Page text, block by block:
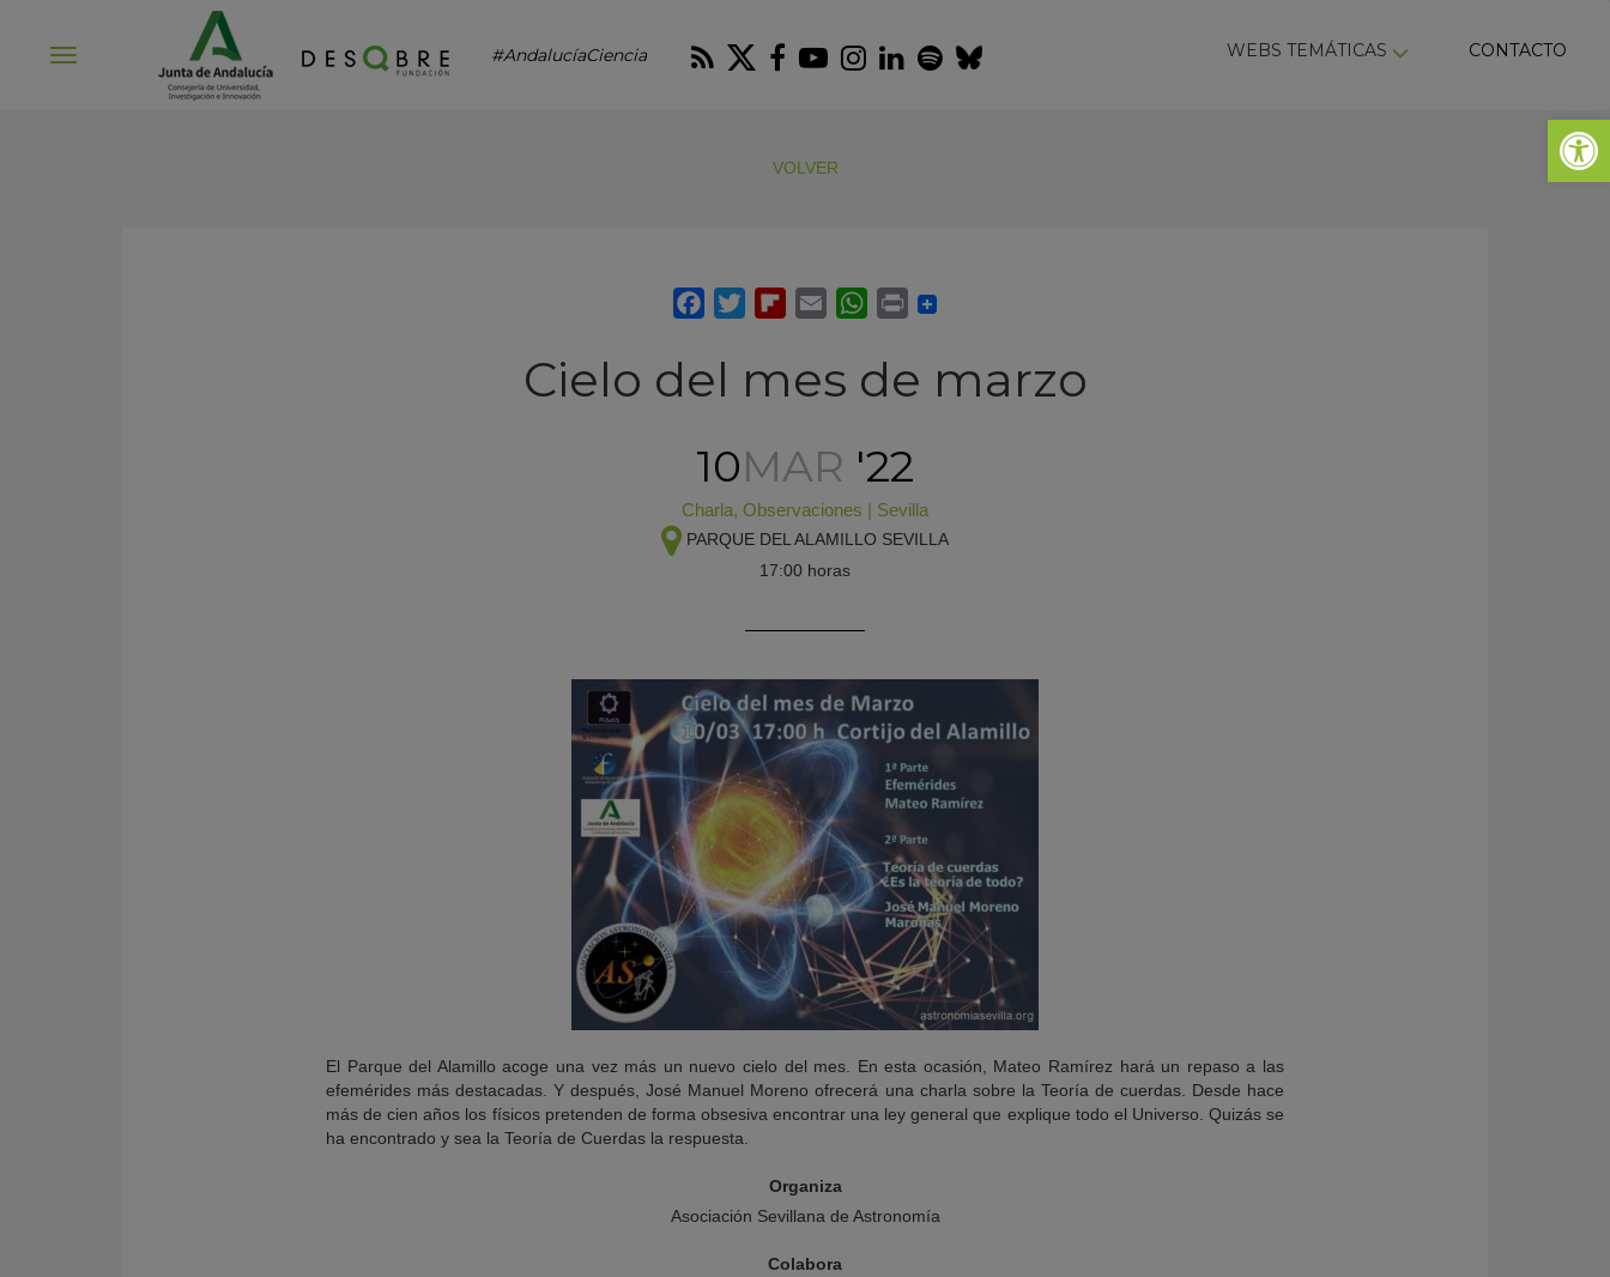
Abrir
#AndalucíaCiencia RSS Twitter
Facebook
Youtube
Instagram
LinkedIn
Spotify
Bluesky WEBS TEMÁTICAS CONTACTO
VOLVER
Cielo del mes de marzo
10MAR '22
Charla, Observaciones | Sevilla
PARQUE DEL ALAMILLO SEVILLA
17:00 horas
El Parque del Alamillo acoge una vez más un nuevo cielo del mes. En esta ocasión, Mateo Ramírez hará un repaso a las
efemérides más destacadas. Y después, José Manuel Moreno ofrecerá una charla sobre la Teoría de cuerdas. Desde hace
más de cien años los físicos pretenden de forma obsesiva encontrar una ley general que explique todo el Universo. Quizás se
ha encontrado y sea la Teoría de Cuerdas la respuesta.
Organiza
Asociación Sevillana de Astronomía
Colabora